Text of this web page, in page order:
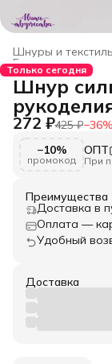
Шнуры и
Главная ›
Только сегодня
Шнур
272 ₽425 ₽−36%
−10%
промокод
ОПТ
При
Преимущества
Доставка в
Оплата —
Удобный
Доставка